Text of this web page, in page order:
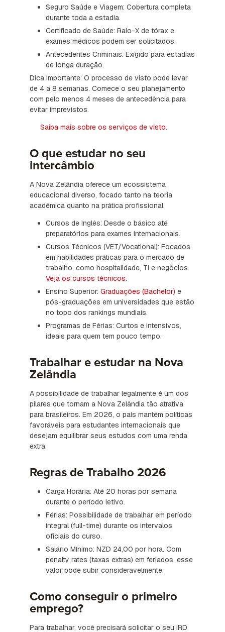
Seguro Saúde e Viagem: Cobertura completa
durante toda a estadia.
Certificado de Saúde: Raio-X de tórax e
exames médicos podem ser solicitados.
Antecedentes Criminais: Exigido para estadias
de longa duração.
Dica Importante: O processo de visto pode levar
de 4 a 8 semanas. Comece o seu planejamento
com pelo menos 4 meses de antecedência para
evitar imprevistos.
Saiba mais sobre os serviços de visto.
O que estudar no seu
intercâmbio
A Nova Zelândia oferece um ecossistema
educacional diverso, focado tanto na teoria
acadêmica quanto na prática profissional.
Cursos de Inglês: Desde o básico até
preparatórios para exames internacionais.
Cursos Técnicos (VET/Vocational): Focados
em habilidades práticas para o mercado de
trabalho, como hospitalidade, TI e negócios.
Veja os cursos técnicos.
Ensino Superior: Graduações (Bachelor) e
pós-graduações em universidades que estão
no topo dos rankings mundiais.
Programas de Férias: Curtos e intensivos,
ideais para quem tem pouco tempo.
Trabalhar e estudar na Nova
Zelândia
A possibilidade de trabalhar legalmente é um dos
pilares que tornam a Nova Zelândia tão atrativa
para brasileiros. Em 2026, o país mantém políticas
favoráveis para estudantes internacionais que
desejam equilibrar seus estudos com uma renda
extra.
Regras de Trabalho 2026
Carga Horária: Até 20 horas por semana
durante o período letivo.
Férias: Possibilidade de trabalhar em período
integral (full-time) durante os intervalos
oficiais do curso.
Salário Mínimo: NZD 24,00 por hora. Com
penalty rates (taxas extras) em feriados, esse
valor pode subir consideravelmente.
Como conseguir o primeiro
emprego?
Para trabalhar, você precisará solicitar o seu IRD